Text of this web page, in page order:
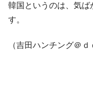
韓国というのは、気
す。
（吉田ハンチング＠ｄ